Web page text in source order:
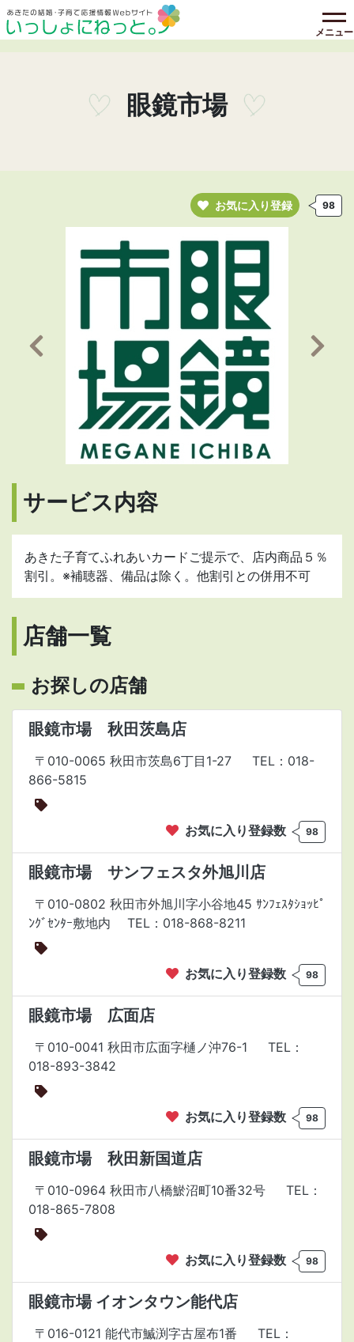
メニュー
眼鏡市場
お気に入り登録 98
前の画像へ 次の
サービス内容
あきた子育てふれあいカードご提示で、店内商品５％
割引。※補聴器、備品は除く。他割引との併用不可
店舗一覧
お探しの店舗
眼鏡市場 秋田茨島店
〒010-0065 秋田市茨島6丁目1-27
TEL：018-
866-5815
お気に入り登録数 98
眼鏡市場 サンフェスタ外旭川店
〒010-0802 秋田市外旭川字小谷地45 ｻﾝﾌｪｽﾀｼｮｯﾋﾟ
ﾝｸﾞｾﾝﾀｰ敷地内
TEL：018-868-8211
お気に入り登録数 98
眼鏡市場 広面店
〒010-0041 秋田市広面字樋ノ沖76-1
TEL：
018-893-3842
お気に入り登録数 98
眼鏡市場 秋田新国道店
〒010-0964 秋田市八橋鯲沼町10番32号
TEL：
018-865-7808
お気に入り登録数 98
眼鏡市場 イオンタウン能代店
〒016-0121 能代市鰄渕字古屋布1番
TEL：